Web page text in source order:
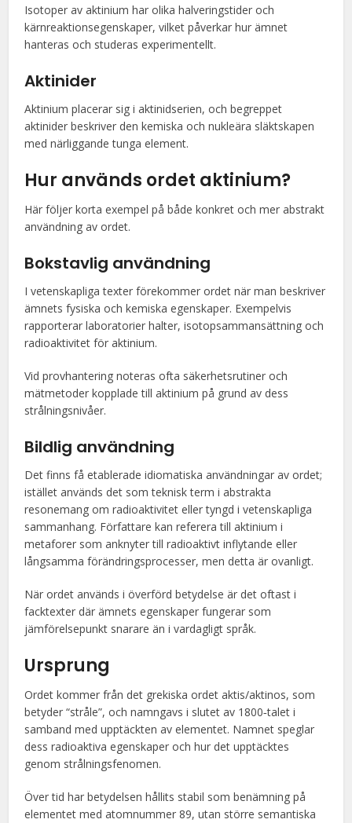
Isotoper av aktinium har olika halveringstider och
kärnreaktionsegenskaper, vilket påverkar hur ämnet
hanteras och studeras experimentellt.
Aktinider
Aktinium placerar sig i aktinidserien, och begreppet
aktinider beskriver den kemiska och nukleära släktskapen
med närliggande tunga element.
Hur används ordet aktinium?
Här följer korta exempel på både konkret och mer abstrakt
användning av ordet.
Bokstavlig användning
I vetenskapliga texter förekommer ordet när man beskriver
ämnets fysiska och kemiska egenskaper. Exempelvis
rapporterar laboratorier halter, isotopsammansättning och
radioaktivitet för aktinium.
Vid provhantering noteras ofta säkerhetsrutiner och
mätmetoder kopplade till aktinium på grund av dess
strålningsnivåer.
Bildlig användning
Det finns få etablerade idiomatiska användningar av ordet;
istället används det som teknisk term i abstrakta
resonemang om radioaktivitet eller tyngd i vetenskapliga
sammanhang. Författare kan referera till aktinium i
metaforer som anknyter till radioaktivt inflytande eller
långsamma förändringsprocesser, men detta är ovanligt.
När ordet används i överförd betydelse är det oftast i
facktexter där ämnets egenskaper fungerar som
jämförelsepunkt snarare än i vardagligt språk.
Ursprung
Ordet kommer från det grekiska ordet aktis/aktinos, som
betyder “stråle”, och namngavs i slutet av 1800‑talet i
samband med upptäckten av elementet. Namnet speglar
dess radioaktiva egenskaper och hur det upptäcktes
genom strålningsfenomen.
Över tid har betydelsen hållits stabil som benämning på
elementet med atomnummer 89, utan större semantiska